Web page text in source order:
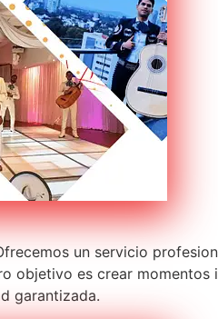
un servicio
objetivo es crear
garantizada.